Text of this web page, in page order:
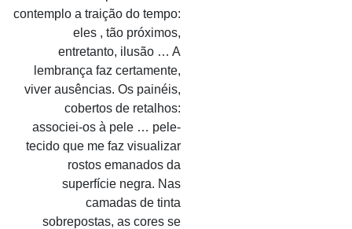
contemplo a traição do tempo:
eles , tão próximos,
entretanto, ilusão … A
lembrança faz certamente,
viver ausências. Os painéis,
cobertos de retalhos:
associei-os à pele … pele-
tecido que me faz visualizar
rostos emanados da
superfície negra. Nas
camadas de tinta
sobrepostas, as cores se